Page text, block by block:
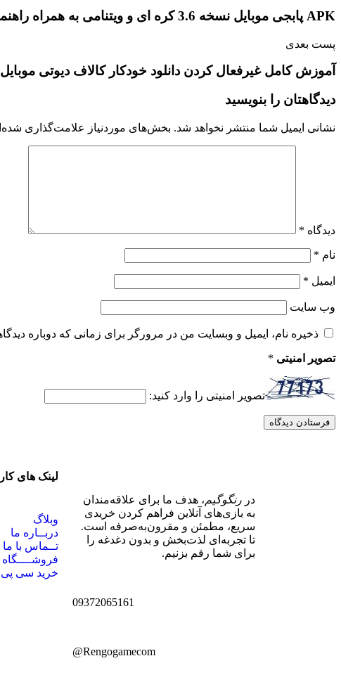
APK پابجی موبایل نسخه 3.6 کره ای و ویتنامی به همراه راهنمای دانلود و نصب
پست بعدی
آموزش کامل غیرفعال کردن دانلود خودکار کالاف دیوتی موبایل
دیدگاهتان را بنویسید
نشانی ایمیل شما منتشر نخواهد شد. بخش‌های موردنیاز علامت‌گذاری
دیدگاه *
نام *
ایمیل *
وب‌ سایت
ذخیره نام، ایمیل و وبسایت من در مرورگر برای زمانی که دوباره
تصویر امنیتی *
تصویر امنیتی را وارد کنید:
در رنگوگیم، هدف ما برای علاقه‌مندان
به بازی‌های آنلاین فراهم کردن خریدی
سریع، مطمئن و مقرون‌به‌صرفه است.
تا تجربه‌ای لذت‌بخش و بدون دغدغه را
برای شما رقم بزنیم.
09372065161
Rengogamecom@
لینک های
وبلاگ
دربــاره ما
تــماس با ما
فروشــــگاه
خرید سی پی